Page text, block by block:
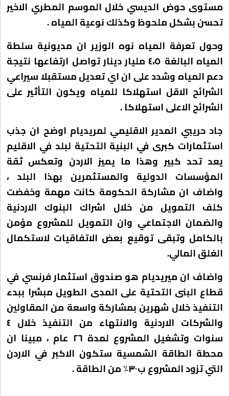
مستوى حوض الديسي خلال الموسم المطري الاخير
تحسن بشكل ملحوظ وكذلك نوعية المياه .
وحول تعرفة المياه نوه الوزير ان مديونية سلطة
المياه البالغة ٤،٥ مليار دينار تواصل ارتفاعها نتيجة
دعم المياه وشدد على ان اي تعديل مستقبلا سيراعي
الشرائح الاقل استهلاكا للمياه ويكون التأثير على
الشرائح الاعلى استهلاكا .
جاد حريبي المدير الاقليمي لمريديام اوضح ان جذب
استثمارات كبرى في البنية التحتية لبلد في الاقليم
يعد تحد كبير وهذا ما يميز الاردن وتعكس ثقة
المؤسسات الدولية والمستثمرين بهذا البلد ،
واضاف ان مشاركة الحكومة كانت مهمة وخفضت
كلف التمويل من خلال اشراك البنوك الاردنية
والضمان الاجتماعي وان التمويل للمشروع مؤمن
بالكامل وتبقى توقيع بعض الاتفاقيات لاستكمال
الغلق المالي.
واضاف ان ميريديام هو صندوق استثمار فرنسي في
قطاع البنى التحتية على المدى الطويل مبشرا ببدء
التنفيذ خلال شهرين بمشاركة واسعة من المقاولين
والشركات الاردنية والانتهاء من التنفيذ خلال ٤
سنوات وتشغيل المشروع لمدة ٢٦ عام ، مبينا ان
محطة الطاقة الشمسية ستكون الاكبر في الاردن
التي تزود المشروع ب٣٠٪؜ من الطاقة .